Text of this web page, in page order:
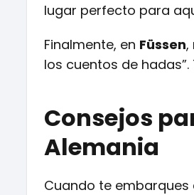
lugar perfecto para
Finalmente, en Füssen,
los cuentos de
Consejos
Alemania
Cuando te